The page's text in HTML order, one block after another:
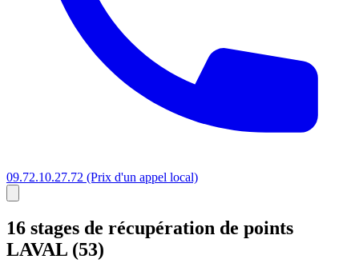
09.72.10.27.72 (Prix d'un appel local)
16 stages de récupération de points
LAVAL (53)